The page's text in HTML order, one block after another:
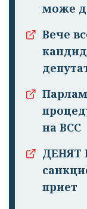
може
Вече
на ВСС
ДЕНЯТ
приет